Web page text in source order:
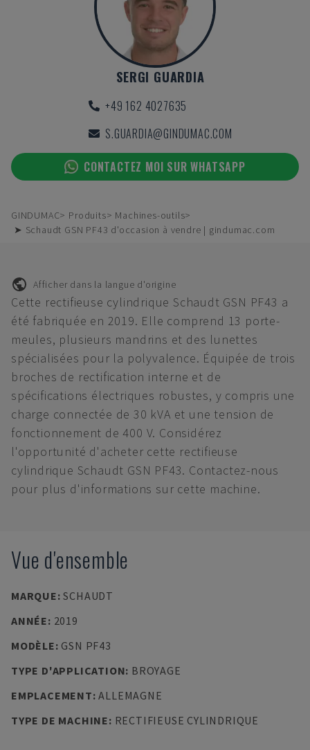
SERGI GUARDIA
+49 162 4027635
S.GUARDIA@GINDUMAC.COM
CONTACTEZ MOI SUR WHATSAPP
GINDUMAC Produits
Machines-outils
➤ Schaudt GSN PF43 d'occasion à vendre | gindumac.com
Afficher dans la langue d'origine
Cette rectifieuse cylindrique Schaudt GSN PF43 a
été fabriquée en 2019. Elle comprend 13 porte-
meules, plusieurs mandrins et des lunettes
spécialisées pour la polyvalence. Équipée de trois
broches de rectification interne et de
spécifications électriques robustes, y compris une
charge connectée de 30 kVA et une tension de
fonctionnement de 400 V. Considérez
l'opportunité d'acheter cette rectifieuse
cylindrique Schaudt GSN PF43. Contactez-nous
pour plus d'informations sur cette machine.
Vue d'ensemble
MARQUE:SCHAUDT
ANNÉE: 2019
MODÈLE: GSN PF43
TYPE D'APPLICATION: BROYAGE
EMPLACEMENT:ALLEMAGNE
TYPE DE MACHINE: RECTIFIEUSE CYLINDRIQUE